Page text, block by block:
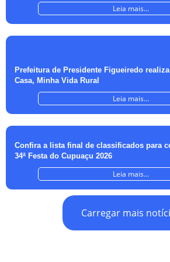
Leia mais...
Prefeitura de Presidente Figueiredo
Casa, Minha Vida Rural
Leia mais...
Confira a lista final de classificados para
34ª Festa do Cupuaçu 2026
Leia mais...
Carregar mais